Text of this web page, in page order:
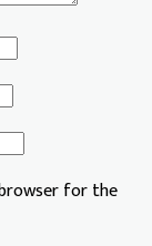
for the